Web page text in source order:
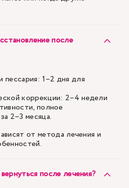
после
пессария: 1–2 дня для
коррекции: 2–4 недели
полное
2–3 месяца.
от метода лечения и
после лечения?